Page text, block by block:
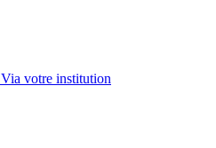
Via votre institution